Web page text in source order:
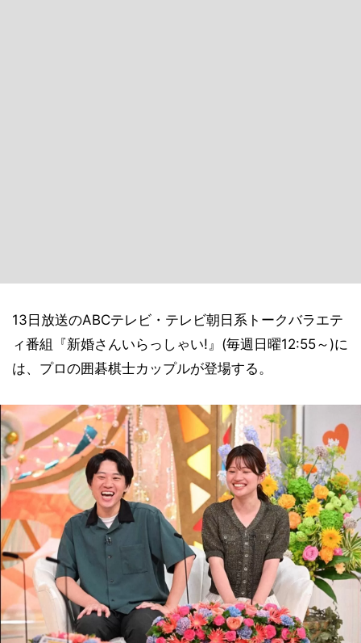
13日放送のABCテレビ・テレビ朝日系トークバラエテ
ィ番組『新婚さんいらっしゃい!』(毎週日曜12:55～)に
は、プロの囲碁棋士カップルが登場する。